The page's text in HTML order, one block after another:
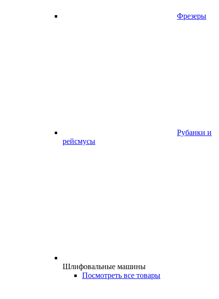
Фрезеры
Рубанки и
рейсмусы
Шлифовальные машины
Посмотреть все товары